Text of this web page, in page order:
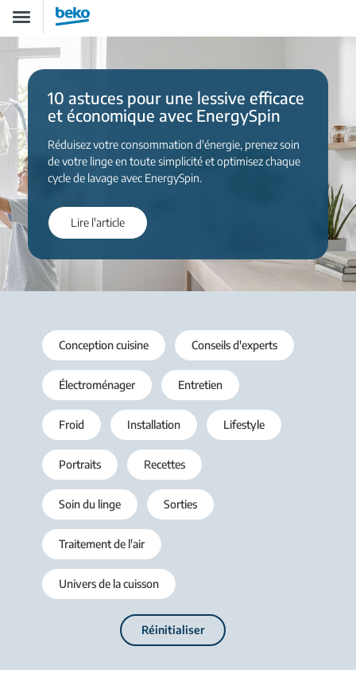
contenu
principal
Toggle
navigation
10 astuces pour une lessive efficace
et économique avec EnergySpin
Réduisez votre consommation d'énergie, prenez soin
de votre linge en toute simplicité et optimisez chaque
cycle de lavage avec EnergySpin.
Lire l'article
Conception cuisine Conseils d'experts
Électroménager Entretien
Froid Installation Lifestyle
Portraits Recettes
Soin du linge Sorties
Traitement de l'air
Univers de la cuisson
Réinitialiser